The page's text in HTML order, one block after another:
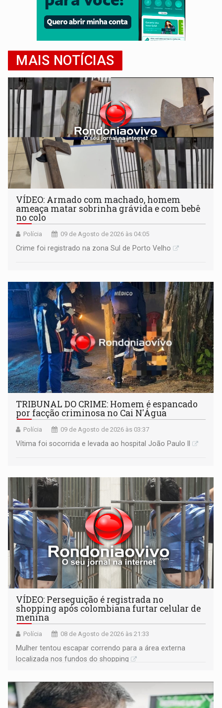
MAIS NOTÍCIAS
VÍDEO: Armado com machado, homem
ameaça matar sobrinha grávida e com bebê
no colo
Polícia 09 de Agosto de 2026 às 04:05
Crime foi registrado na zona Sul de Porto Velho
TRIBUNAL DO CRIME: Homem é espancado
por facção criminosa no Cai N'Água
Polícia 09 de Agosto de 2026 às 03:37
Vítima foi socorrida e levada ao hospital João Paulo II
VÍDEO: Perseguição é registrada no
shopping após colombiana furtar celular de
menina
Polícia 08 de Agosto de 2026 às 21:33
Mulher tentou escapar correndo para a área externa
localizada nos fundos do shopping